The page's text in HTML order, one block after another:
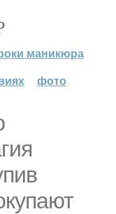
маникюра
фото